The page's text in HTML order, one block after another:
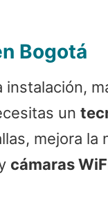
Bogotá
instalación,
un
mejora la
cámaras